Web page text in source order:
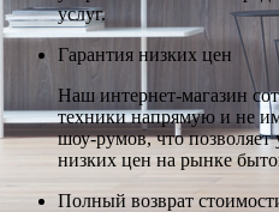
услуг.
Гарантия низких цен
Наш интернет-магазин
техники напрямую и не
шоу-румов, что
низких цен на рынке
Полный возврат